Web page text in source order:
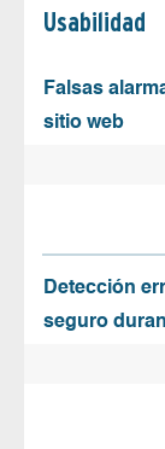
Usabilidad
Falsas
sitio web
Detección
seguro